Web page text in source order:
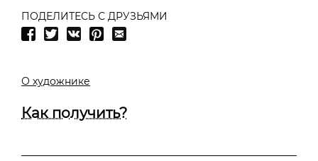
ПОДЕЛИТЕСЬ С ДРУЗЬЯМИ
О художнике
Как получить?